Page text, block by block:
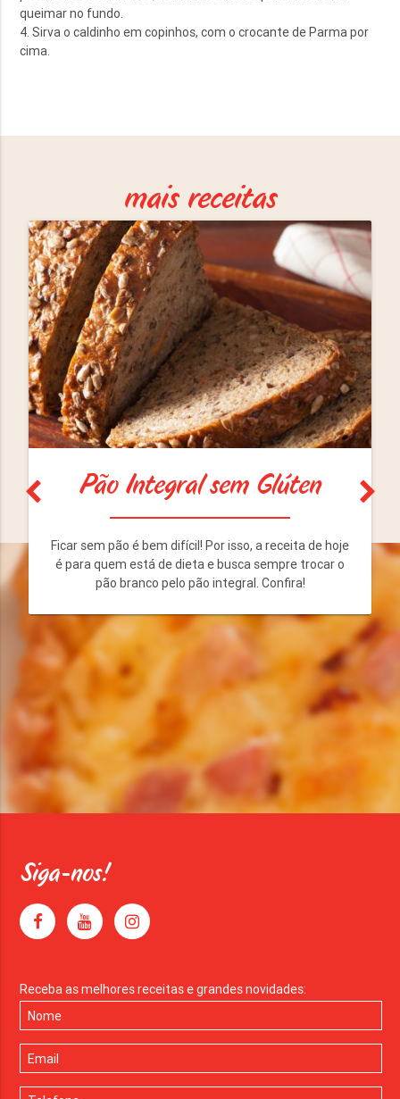
queimar no fundo.
4. Sirva o caldinho em copinhos, com o crocante de Parma por
cima.
mais receitas
Pão Integral sem Glúten
Ficar sem pão é bem difícil! Por isso, a receita de hoje
é para quem está de dieta e busca sempre trocar o
pão branco pelo pão integral. Confira!
Siga-nos!
Receba as melhores receitas e grandes novidades: